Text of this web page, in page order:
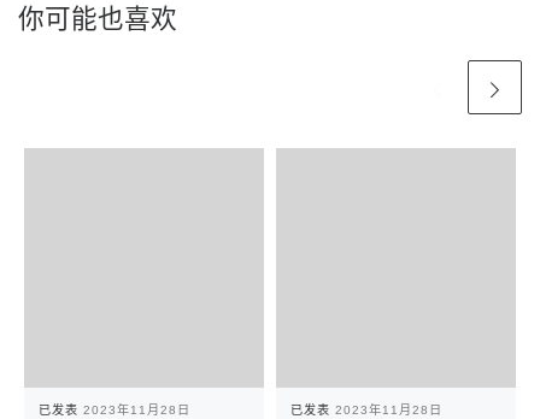
你可能也喜欢
已发表 2023年11月28日 已发表 2023年11月28日